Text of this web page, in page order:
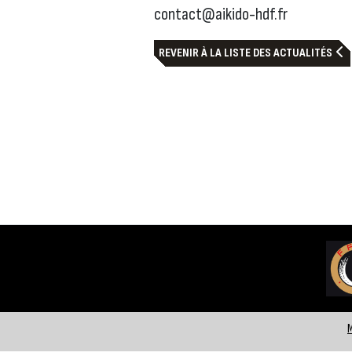
contact@aikido-hdf.fr
REVENIR À LA LISTE DES ACTUALITÉS